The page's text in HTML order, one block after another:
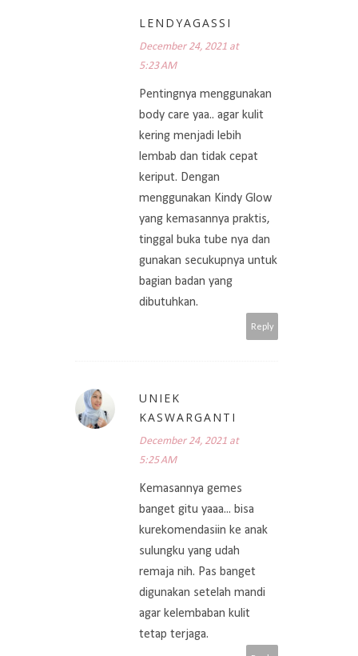
LENDYAGASSI
December 24, 2021 at
5:23 AM
Pentingnya menggunakan
body care yaa.. agar kulit
kering menjadi lebih
lembab dan tidak cepat
keriput. Dengan
menggunakan Kindy Glow
yang kemasannya praktis,
tinggal buka tube nya dan
gunakan secukupnya untuk
bagian badan yang
dibutuhkan.
Reply
UNIEK
KASWARGANTI
December 24, 2021 at
5:25 AM
Kemasannya gemes
banget gitu yaaa... bisa
kurekomendasiin ke anak
sulungku yang udah
remaja nih. Pas banget
digunakan setelah mandi
agar kelembaban kulit
tetap terjaga.